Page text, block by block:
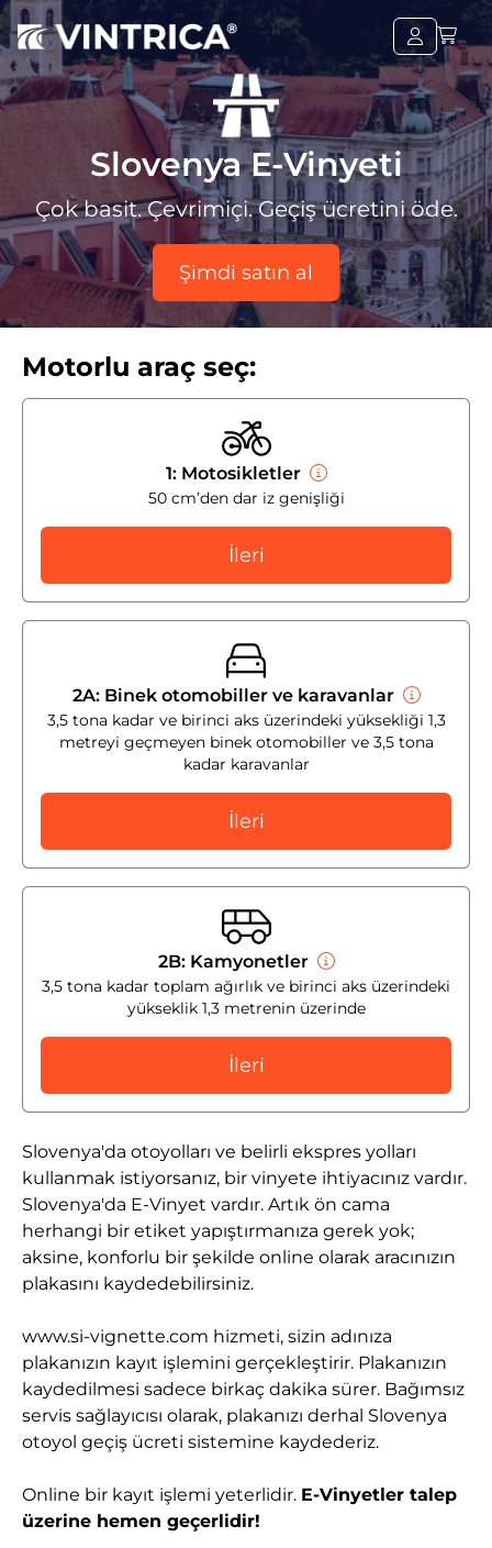
Slovenya E-Vinyeti
Çok basit. Çevrimiçi. Geçiş ücretini öde.
Şimdi satın al
Slovenya'da otoyolları ve belirli ekspres yolları
kullanmak istiyorsanız, bir vinyete ihtiyacınız vardır.
Slovenya'da E-Vinyet vardır. Artık ön cama
herhangi bir etiket yapıştırmanıza gerek yok;
aksine, konforlu bir şekilde online olarak aracınızın
plakasını kaydedebilirsiniz.
www.si-vignette.com hizmeti, sizin adınıza
plakanızın kayıt işlemini gerçekleştirir. Plakanızın
kaydedilmesi sadece birkaç dakika sürer. Bağımsız
servis sağlayıcısı olarak, plakanızı derhal Slovenya
otoyol geçiş ücreti sistemine kaydederiz.
Online bir kayıt işlemi yeterlidir. E-Vinyetler talep
üzerine hemen geçerlidir!
Motorlu araç seç:
1: Motosikletler
50 cm’den dar iz genişliği
İleri
2A: Binek otomobiller ve karavanlar
3,5 tona kadar ve birinci aks üzerindeki yüksekliği 1,3
metreyi geçmeyen binek otomobiller ve 3,5 tona
kadar karavanlar
İleri
2B: Kamyonetler
3,5 tona kadar toplam ağırlık ve birinci aks üzerindeki
yükseklik 1,3 metrenin üzerinde
İleri